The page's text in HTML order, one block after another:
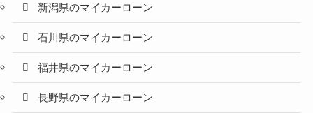
新潟県のマイカーローン
石川県のマイカーローン
福井県のマイカーローン
長野県のマイカーローン